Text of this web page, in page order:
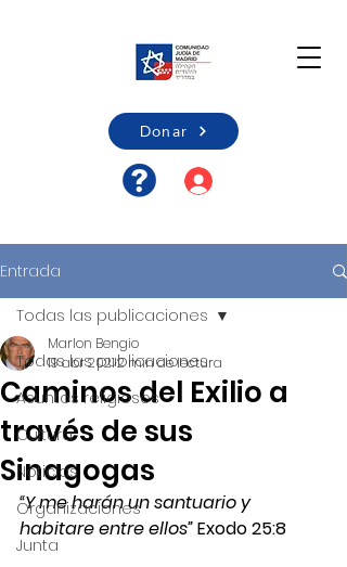
Donar
Entrada
Todas las publicaciones
Asuntos religiosos
Cultura
Noticias
Organizaciones
Junta
Todas las publicaciones
Caminos del Exilio a
través de sus
Sinagogas
Marlon Bengio
19 abr 20212 min de lectura
“Y me harán un santuario y
habitare entre ellos” Exodo 25:8